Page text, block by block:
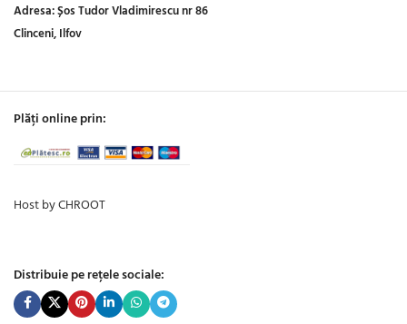
Adresa:Șos Tudor Vladimirescu nr 86
Clinceni, Ilfov
Plăți online prin:
Host by CHROOT
Distribuie pe rețele sociale: